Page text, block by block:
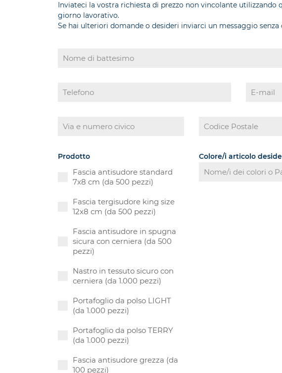
Inviateci la vostra richiesta di prezzo non vincolante
giorno lavorativo.
Se hai ulteriori domande o desideri inviarci un messaggio
Prodotto
Fascia antisudore standard
7x8 cm (da 500 pezzi)
Fascia tergisudore king size
12x8 cm (da 500 pezzi)
Fascia antisudore in spugna
sicura con cerniera (da 500
pezzi)
Nastro in tessuto sicuro con
cerniera (da 1.000 pezzi)
Portafoglio da polso LIGHT
(da 1.000 pezzi)
Portafoglio da polso TERRY
(da 1.000 pezzi)
Fascia antisudore grezza (da
100 pezzi)
Colore/i articolo